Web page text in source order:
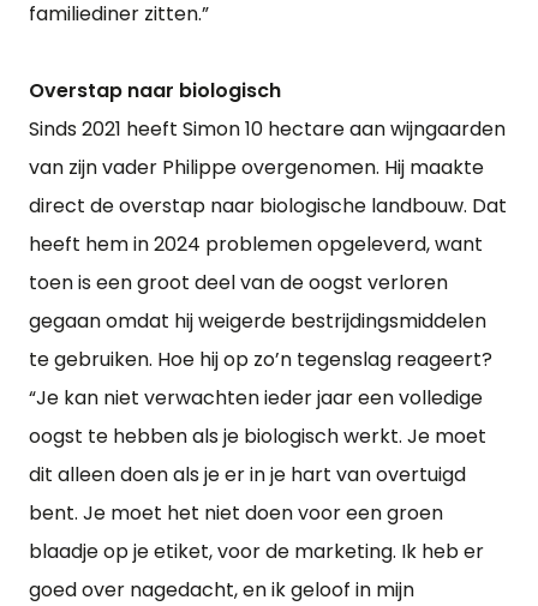
familiediner zitten.”
Overstap naar biologisch
Sinds 2021 heeft Simon 10 hectare aan wijngaarden
van zijn vader Philippe overgenomen. Hij maakte
direct de overstap naar biologische landbouw. Dat
heeft hem in 2024 problemen opgeleverd, want
toen is een groot deel van de oogst verloren
gegaan omdat hij weigerde bestrijdingsmiddelen
te gebruiken. Hoe hij op zo’n tegenslag reageert?
“Je kan niet verwachten ieder jaar een volledige
oogst te hebben als je biologisch werkt. Je moet
dit alleen doen als je er in je hart van overtuigd
bent. Je moet het niet doen voor een groen
blaadje op je etiket, voor de marketing. Ik heb er
goed over nagedacht, en ik geloof in mijn